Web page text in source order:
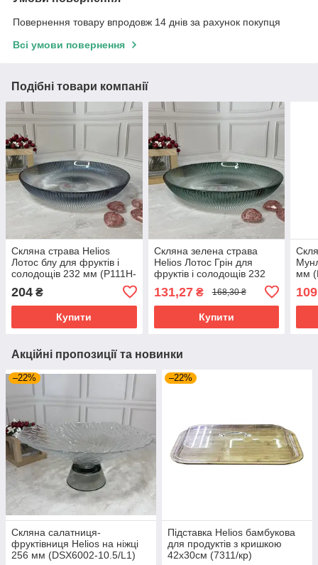
Повернення товару впродовж 14 днів за рахунок покупця
Всі умови повернення
Подібні товари компанії
Скляна страва Helios
Лотос блу для фруктів і
солодощів 232 мм (P111H-
204 ₴
Купити
Скляна зелена страва
Helios Лотос Грін для
фруктів і солодощів 232
131,27₴ 168,30 ₴
Купити
мм
Акційні пропозиції та новинки
–22%
Скляна салатниця-
фруктівниця Helios на ніжці
256 мм (DSX6002-10.5/L1)
–22%
Підставка Helios бамбукова
для продуктів з кришкою
42х30см (7311/кр)